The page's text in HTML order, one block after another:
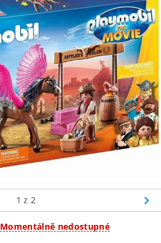
1 z 2
Momentálně nedostupné